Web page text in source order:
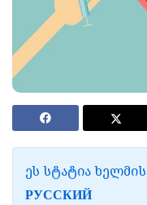
ᲔᲡ ᲡᲢᲐᲢᲘᲐ
РУССКИЙ